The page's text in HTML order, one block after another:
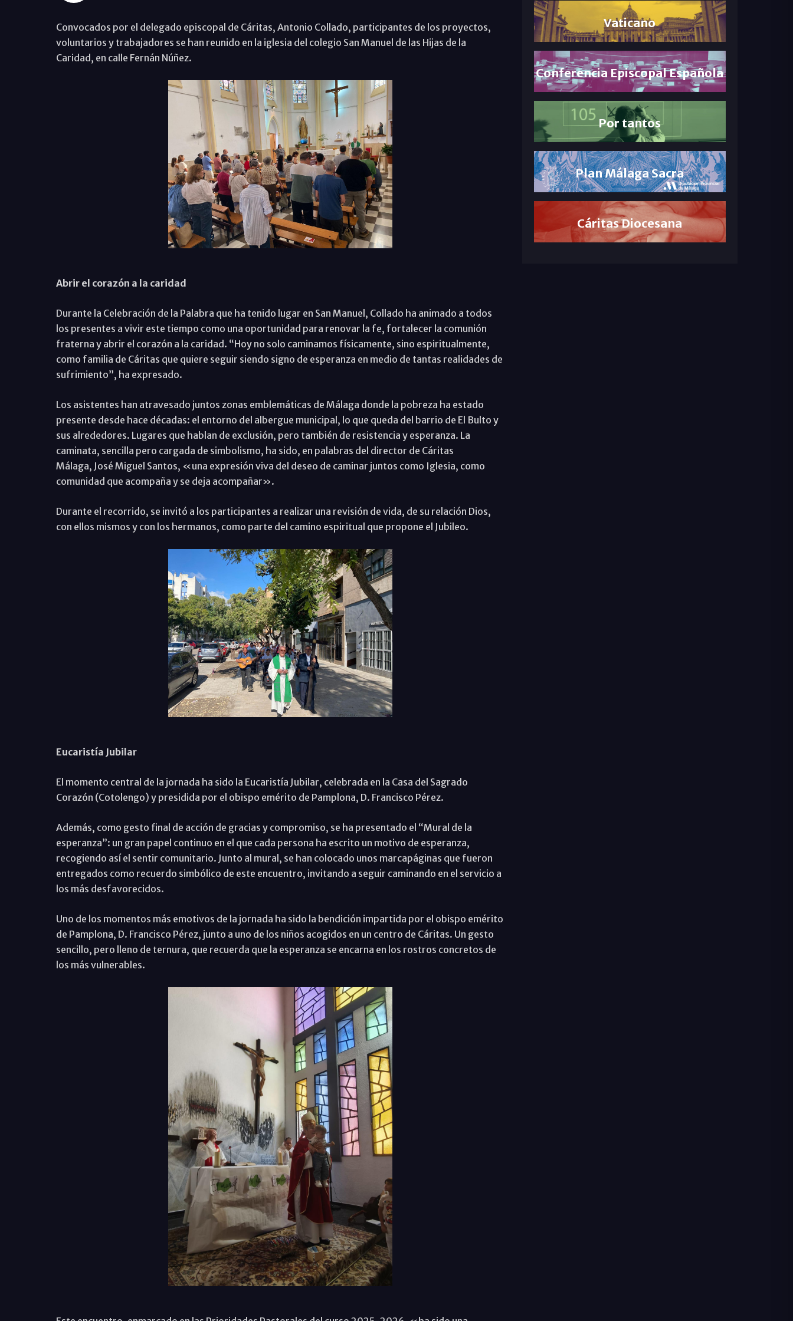
Convocados por el delegado episcopal de Cáritas, Antonio Collado, participantes de los proyectos,
voluntarios y trabajadores se han reunido en la iglesia del colegio San Manuel de las Hijas de la
Caridad, en calle Fernán Núñez.
Abrir el corazón a la caridad
Durante la Celebración de la Palabra que ha tenido lugar en San Manuel, Collado ha animado a todos
los presentes a vivir este tiempo como una oportunidad para renovar la fe, fortalecer la comunión
fraterna y abrir el corazón a la caridad. “Hoy no solo caminamos físicamente, sino espiritualmente,
como familia de Cáritas que quiere seguir siendo signo de esperanza en medio de tantas realidades de
sufrimiento”, ha expresado.
Los asistentes han atravesado juntos zonas emblemáticas de Málaga donde la pobreza ha estado
presente desde hace décadas: el entorno del albergue municipal, lo que queda del barrio de El Bulto y
sus alrededores. Lugares que hablan de exclusión, pero también de resistencia y esperanza. La
caminata, sencilla pero cargada de simbolismo, ha sido, en palabras del director de Cáritas
Málaga, José Miguel Santos, «una expresión viva del deseo de caminar juntos como Iglesia, como
comunidad que acompaña y se deja acompañar».
Durante el recorrido, se invitó a los participantes a realizar una revisión de vida, de su relación Dios,
con ellos mismos y con los hermanos, como parte del camino espiritual que propone el Jubileo.
Eucaristía Jubilar
El momento central de la jornada ha sido la Eucaristía Jubilar, celebrada en la Casa del Sagrado
Corazón (Cotolengo) y presidida por el obispo emérito de Pamplona, D. Francisco Pérez.
Además, como gesto final de acción de gracias y compromiso, se ha presentado el “Mural de la
esperanza”: un gran papel continuo en el que cada persona ha escrito un motivo de esperanza,
recogiendo así el sentir comunitario. Junto al mural, se han colocado unos marcapáginas que fueron
entregados como recuerdo simbólico de este encuentro, invitando a seguir caminando en el servicio a
los más desfavorecidos.
Uno de los momentos más emotivos de la jornada ha sido la bendición impartida por el obispo emérito
de Pamplona, D. Francisco Pérez, junto a uno de los niños acogidos en un centro de Cáritas. Un gesto
sencillo, pero lleno de ternura, que recuerda que la esperanza se encarna en los rostros concretos de
los más vulnerables.
Vaticano
Conferencia Episcopal Española
Por tantos
Plan Málaga Sacra
Cáritas Diocesana